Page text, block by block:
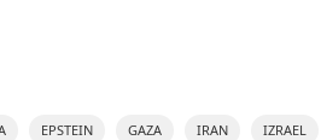
EPSTEIN GAZA IRAN IZRAEL